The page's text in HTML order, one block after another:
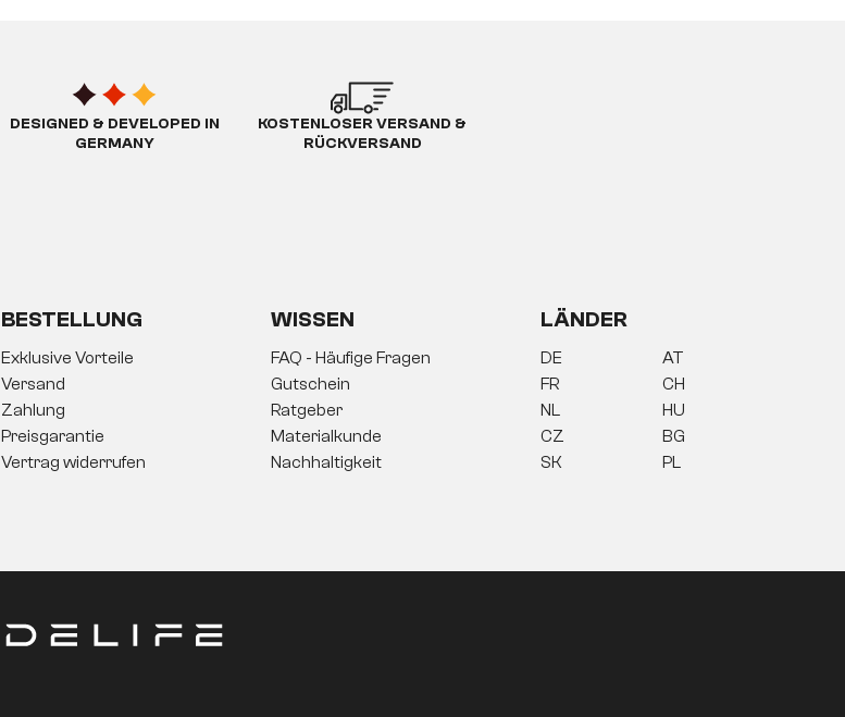
DESIGNED & DEVELOPED IN
GERMANY
KOSTENLOSER VERSAND &
RÜCKVERSAND
BESTELLUNG
Exklusive Vorteile
Versand
Zahlung
Preisgarantie
Vertrag widerrufen
WISSEN
FAQ - Häufige Fragen
Gutschein
Ratgeber
Materialkunde
Nachhaltigkeit
LÄNDER
DE
FR
NL
CZ
SK
AT
CH
HU
BG
PL